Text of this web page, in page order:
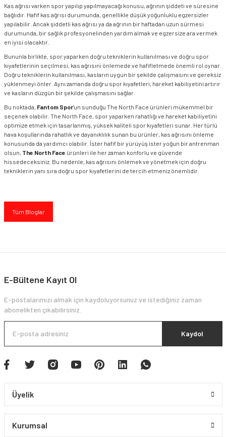
Kas ağrısı varken spor yapılıp yapılmayacağı konusu, ağrının şiddeti ve süresine
bağlıdır. Hafif kas ağrısı durumunda, genellikle düşük yoğunluklu egzersizler
yapılabilir. Ancak şiddetli kas ağrısı ya da ağrının bir haftadan uzun sürmesi
durumunda, bir sağlık profesyonelinden yardım almak ve egzersize ara vermek
en iyisi olacaktır.
Bununla birlikte, spor yaparken doğru tekniklerin kullanılması ve doğru spor
kıyafetlerinin seçilmesi, kas ağrısını önlemede ve hafifletmede önemli rol oynar.
Doğru tekniklerin kullanılması, kasların uygun bir şekilde çalışmasını ve gereksiz
yüklenmeyi önler. Aynı zamanda doğru spor kıyafetleri, hareket kabiliyetini artırır
ve kasların düzgün bir şekilde çalışmasını sağlar.
Bu noktada, Fantom Spor'un sunduğu The North Face ürünleri mükemmel bir
seçenek olabilir. The North Face, spor yaparken rahatlığı ve hareket kabiliyetini
optimize etmek için tasarlanmış, yüksek kaliteli spor kıyafetleri sunar. Her türlü
hava koşullarında rahatlık ve dayanıklılık sunan bu ürünler, kas ağrısını önleme
konusunda da yardımcı olabilir. İster hafif bir yürüyüş ister yoğun bir antrenman
olsun, The North Face ürünleri ile her zaman konforlu ve güvende
hissedeceksiniz. Bu nedenle, kas ağrısını önlemek ve yönetmek için doğru
tekniklerin yanı sıra doğru spor kıyafetlerini de tercih etmeniz önemlidir.
Tüm Bloglar
E-Bültene Kayıt Ol
E-postalarımızı almak için kaydoluyorsunuz ve istediğiniz zaman
abonelikten çıkabilirsiniz.
Kaydol
Üyelik
Kurumsal